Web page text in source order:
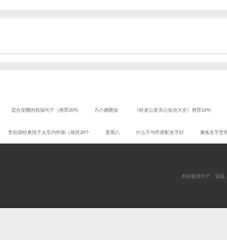
适合发圈的祝福句子（推荐20句 凡亽總難捨 《给老公发关心短信大全》推荐10句
李伯清经典段子火车内外胎（搞笑20个 星期八 什么字与昂搭配名字好 属兔名字里
本站提供句子 说说